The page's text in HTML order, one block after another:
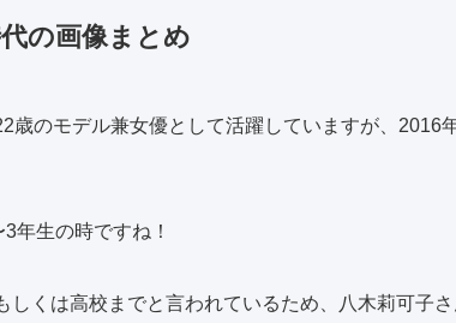
の画像まとめ
歳のモデル兼女優として活躍していますが、2016
年生の時ですね！
しくは高校までと言われているため、八木莉可子